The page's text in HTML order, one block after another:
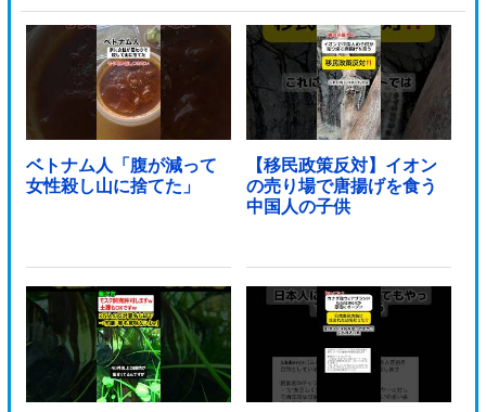
ベトナム人「腹が減って
女性殺し山に捨てた」
【移民政策反対】イオン
の売り場で唐揚げを食う
中国人の子供